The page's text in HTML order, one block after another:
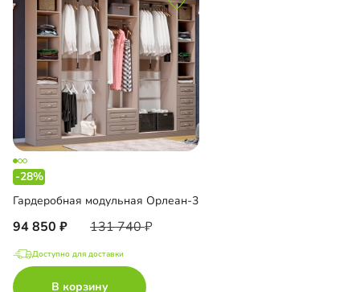
-28%
Гардеробная модульная Орлеан-3
94 850 131 740
Доступно для доставки
В корзину